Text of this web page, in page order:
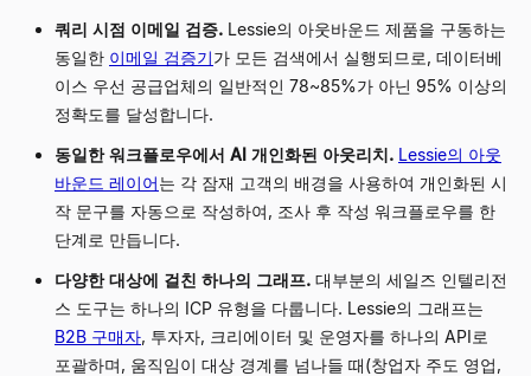
쿼리 시점 이메일 검증. Lessie의 아웃바운드 제품을 구동하는
동일한 이메일 검증기가 모든 검색에서 실행되므로, 데이터베
이스 우선 공급업체의 일반적인 78~85%가 아닌 95% 이상의
정확도를 달성합니다.
동일한 워크플로우에서 AI 개인화된 아웃리치. Lessie의 아웃
바운드 레이어는 각 잠재 고객의 배경을 사용하여 개인화된 시
작 문구를 자동으로 작성하여, 조사 후 작성 워크플로우를 한
단계로 만듭니다.
다양한 대상에 걸친 하나의 그래프. 대부분의 세일즈 인텔리전
스 도구는 하나의 ICP 유형을 다룹니다. Lessie의 그래프는
B2B 구매자, 투자자, 크리에이터 및 운영자를 하나의 API로
포괄하며, 움직임이 대상 경계를 넘나들 때(창업자 주도 영업,